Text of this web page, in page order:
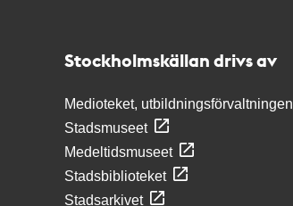
Stockholmskällan drivs av
Medioteket, utbildningsförvaltningen
Stadsmuseet
Medeltidsmuseet
Stadsbiblioteket
Stadsarkivet